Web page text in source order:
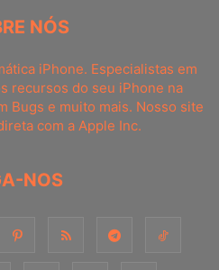
NÓS
iPhone. Especialistas em
recursos do seu iPhone na
Bugs e muito mais. Nosso site
com a Apple Inc.
NOS